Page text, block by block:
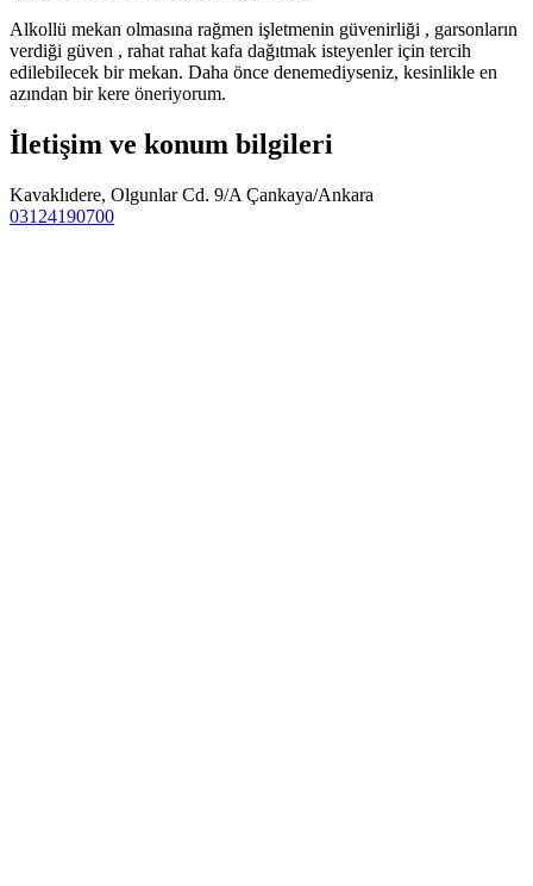
Alkollü mekan olmasına rağmen işletmenin güvenirliği , garsonların
verdiği güven , rahat rahat kafa dağıtmak isteyenler için tercih
edilebilecek bir mekan. Daha önce denemediyseniz, kesinlikle en
azından bir kere öneriyorum.
İletişim ve konum bilgileri
Kavaklıdere, Olgunlar Cd. 9/A Çankaya/Ankara
03124190700